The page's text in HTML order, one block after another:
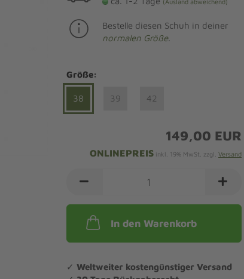
Bestelle diesen Schuh in deiner
normalen Größe.
Größe:
38 39 42
149,00 EUR
ONLINEPREISinkl. 19% MwSt. zzgl. Versand
In den Warenkorb
✓ Weltweiter kostengünstiger Versand